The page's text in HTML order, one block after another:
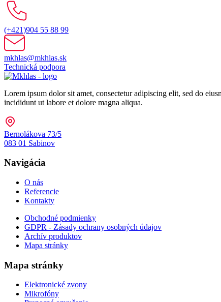
(+421)904 55 88 99
mkhlas@mkhlas.sk
Technická podpora
Lorem ipsum dolor sit amet, consectetur adipiscing elit, sed do
incididunt ut labore et dolore magna aliqua.
Bernolákova 73/5
083 01 Sabinov
Navigácia
O nás
Referencie
Kontakty
Obchodné podmienky
GDPR - Zásady ochrany osobných údajov
Archív produktov
Mapa stránky
Mapa stránky
Elektronické zvony
Mikrofóny